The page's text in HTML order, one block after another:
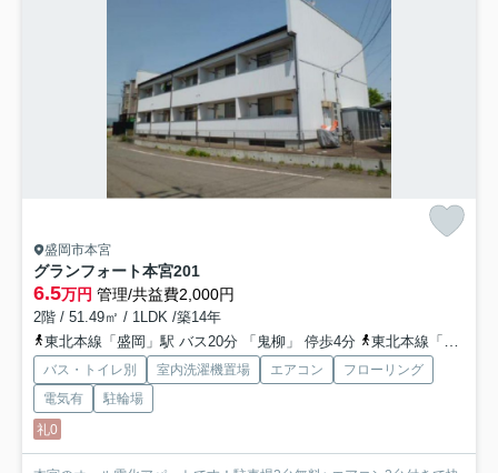
盛岡市本宮
グランフォート本宮201
6.5万円 管理/共益費2,000円
2階 / 51.49㎡ / 1LDK /築14年
東北本線「盛岡」駅 バス20分 「鬼柳」 停歩4分
東北本線「仙北町」駅 徒歩37分
バス・トイレ別 室内洗濯機置場 エアコン
フローリング
電気有
駐輪場
礼0